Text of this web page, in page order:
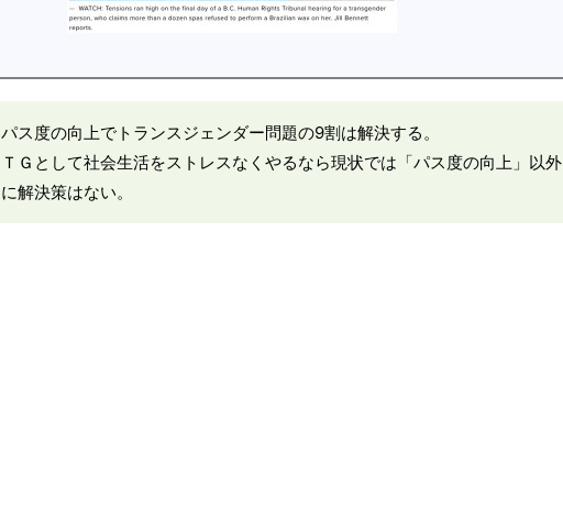
パス度の向上でトランスジェンダー問題の9割は解決する。
ＴＧとして社会生活をストレスなくやるなら現状では「パス度の向上」以外
に解決策はない。